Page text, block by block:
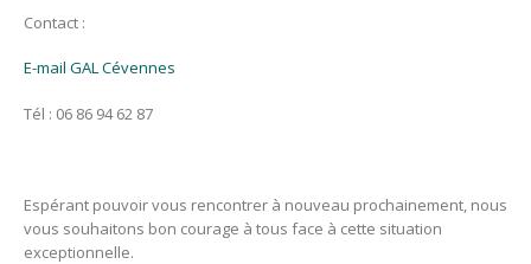
Contact :
E-mail GAL Cévennes
Tél : 06 86 94 62 87
Espérant pouvoir vous rencontrer à nouveau prochainement, nous
vous souhaitons bon courage à tous face à cette situation
exceptionnelle.